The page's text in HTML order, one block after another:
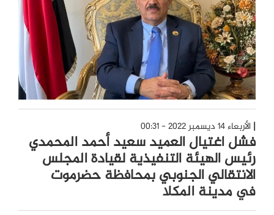
الأربعاء 14 ديسمبر 2022 - 00:31
فشل اغتيال العميد سعيد أحمد المحمدي
رئيس الهيئة التنفيذية لقيادة المجلس
الانتقالي الجنوبي بمحافظة حضرموت
في مدينة المكلا